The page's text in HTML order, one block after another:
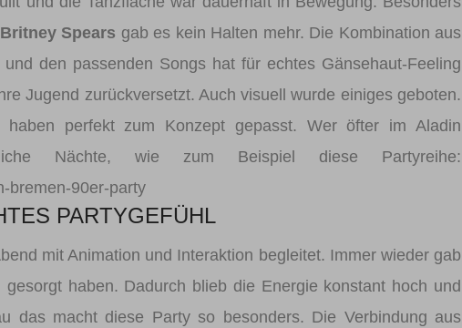
Britney Spears gab es kein Halten mehr. Die Kombination aus
den passenden Songs hat für echtes Gänsehaut-Feeling
Jugend zurückversetzt. Auch visuell wurde einiges geboten.
perfekt zum Konzept gepasst. Wer öfter im Aladin
Nächte, wie zum Beispiel diese Partyreihe:
bremen-90er-party
PARTYGEFÜHL
mit Animation und Interaktion begleitet. Immer wieder gab
haben. Dadurch blieb die Energie konstant hoch und
das macht diese Party so besonders. Die Verbindung aus